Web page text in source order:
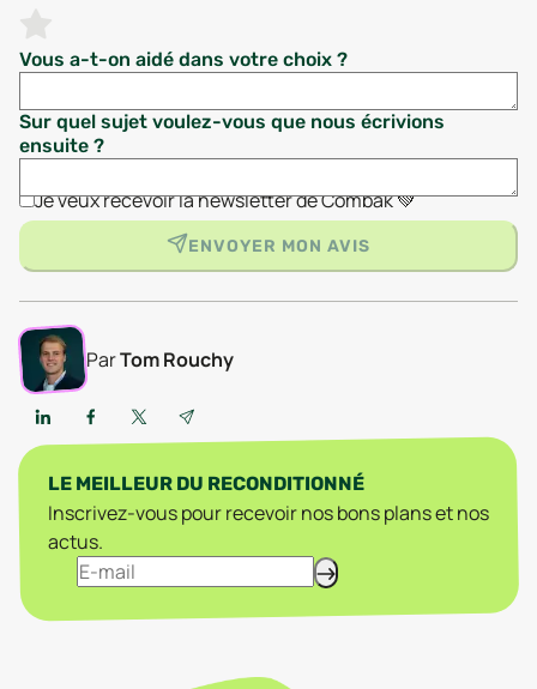
Vous a-t-on aidé dans votre choix ?
Sur quel sujet voulez-vous que nous écrivions
ensuite ?
Je veux recevoir la newsletter de Combak 💚
ENVOYER MON AVIS
ParTom Rouchy
LE MEILLEUR DU RECONDITIONNÉ
Inscrivez-vous pour recevoir nos bons plans et nos
actus.